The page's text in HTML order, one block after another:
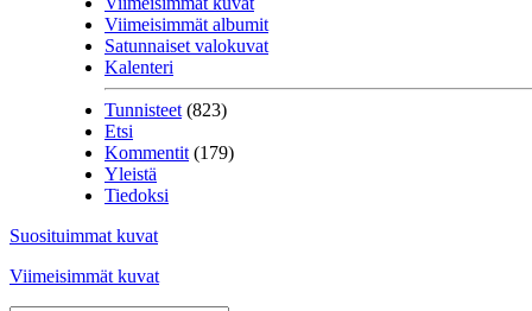
Viimeisimmät albumit
Satunnaiset valokuvat
Kalenteri
Tunnisteet (823)
Etsi
Kommentit (179)
Yleistä
Tiedoksi
Suosituimmat kuvat
Viimeisimmät kuvat